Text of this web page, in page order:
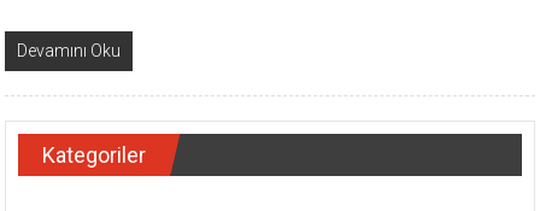
Devamını Oku
Kategoriler